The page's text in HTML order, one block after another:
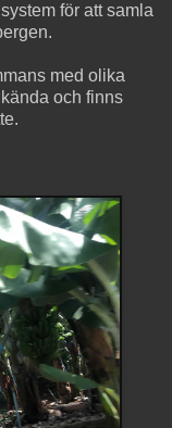
för att samla
med olika
och finns